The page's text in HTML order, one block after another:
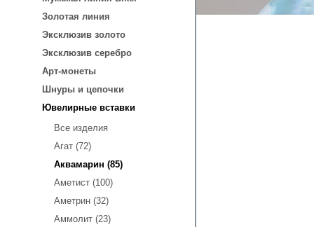
Золотая линия
Эксклюзив золото
Эксклюзив серебро
Арт-монеты
Шнуры и цепочки
Ювелирные вставки
Все изделия
Агат (72)
Аквамарин (85)
Аметист (100)
Аметрин (32)
Аммолит (23)